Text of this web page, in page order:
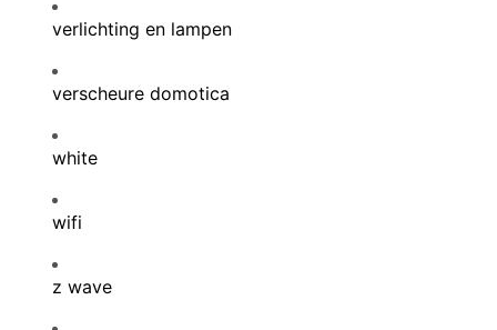
verlichting en lampen
verscheure domotica
white
wifi
z wave